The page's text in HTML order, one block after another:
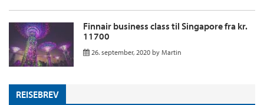
Finnair business class til Singapore fra kr.
11700
26. september, 2020 by Martin
REISEBREV